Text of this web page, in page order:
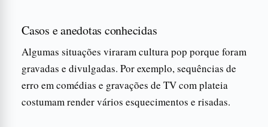
Casos e anedotas conhecidas
Algumas situações viraram cultura pop porque foram
gravadas e divulgadas. Por exemplo, sequências de
erro em comédias e gravações de TV com plateia
costumam render vários esquecimentos e risadas.